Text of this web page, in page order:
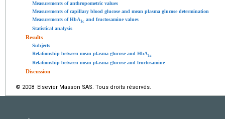
Measurements of anthropometric values
Measurements of capillary blood glucose and mean plasma glucose determination
Measurements of HbA1c and fructosamine values
Statistical analysis
Results
Subjects
Relationship between mean plasma glucose and HbA1c
Relationship between mean plasma glucose and fructosamine
Discussion
© 2008 Elsevier Masson SAS. Tous droits réservés.